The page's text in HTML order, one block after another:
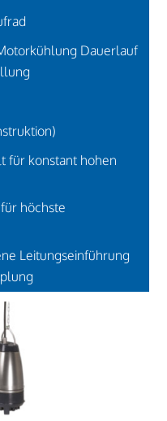
Dauerlauf
für konstant hohen
höchste
Leitungseinführung